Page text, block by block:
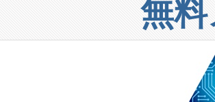
および立ち上げ調整
、Enzeneのバイオ
た製品について、自
に大きな負担をかけ
負担軽減という課題
を迅速にし、ピーク
2は、1,000メート
FOVを切り替えるこ
、枝などの細かな対
無